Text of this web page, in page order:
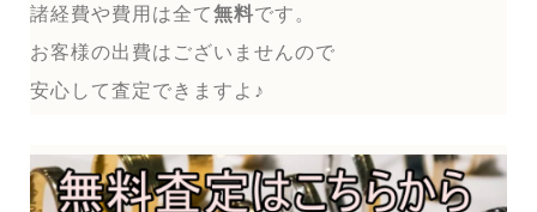
諸経費や費用は全て無料です。
お客様の出費はございませんので
安心して査定できますよ♪